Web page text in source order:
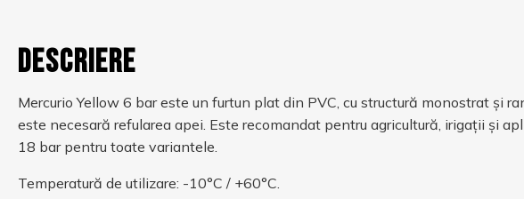
Descriere
Mercurio Yellow 6 bar este un furtun plat din PVC, cu structură monostrat și
este necesară refularea apei. Este recomandat pentru agricultură, irigații și
18 bar pentru toate variantele.
Temperatură de utilizare: -10°C / +60°C.